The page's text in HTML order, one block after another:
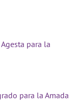
para la
para la Amada